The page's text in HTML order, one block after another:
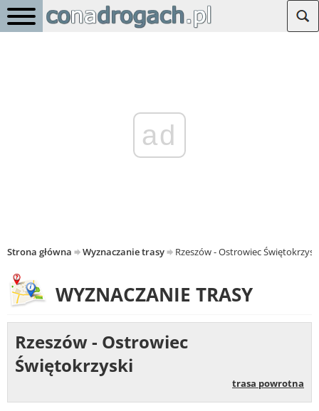
ad
Strona główna Wyznaczanie trasy Rzeszów - Ostrowiec
WYZNACZANIE TRASY
Rzeszów - Ostrowiec
Świętokrzyski
trasa powrotna